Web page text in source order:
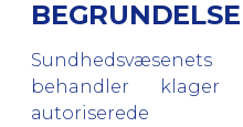
BEGRUNDELSE
behandler
autoriserede